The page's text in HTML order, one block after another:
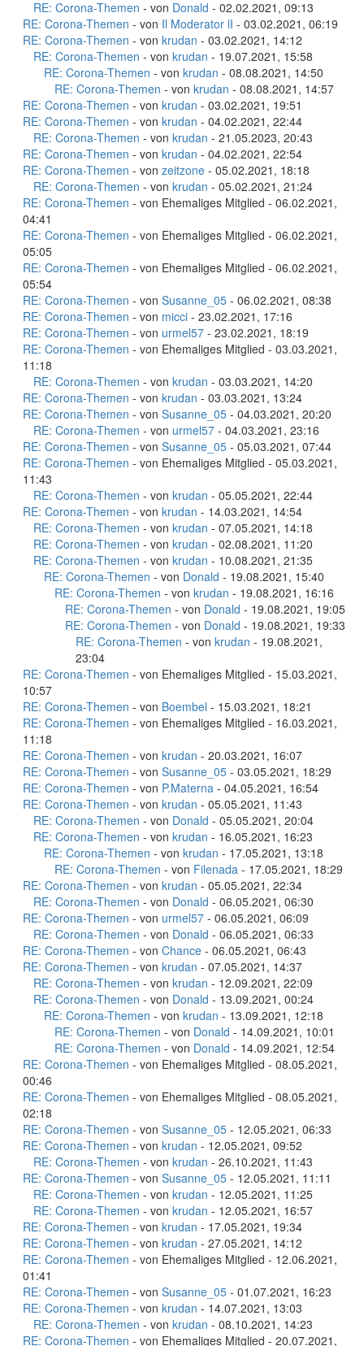
RE: Corona-Themen - von Donald - 02.02.2021, 09:13
RE: Corona-Themen - von Il Moderator lI - 03.02.2021, 06:19
RE: Corona-Themen - von krudan - 03.02.2021, 14:12
RE: Corona-Themen - von krudan - 19.07.2021, 15:58
RE: Corona-Themen - von krudan - 08.08.2021, 14:50
RE: Corona-Themen - von krudan - 08.08.2021, 14:57
RE: Corona-Themen - von krudan - 03.02.2021, 19:51
RE: Corona-Themen - von krudan - 04.02.2021, 22:44
RE: Corona-Themen - von krudan - 21.05.2023, 20:43
RE: Corona-Themen - von krudan - 04.02.2021, 22:54
RE: Corona-Themen - von zeitzone - 05.02.2021, 18:18
RE: Corona-Themen - von krudan - 05.02.2021, 21:24
RE: Corona-Themen - von Ehemaliges Mitglied - 06.02.2021,
04:41
RE: Corona-Themen - von Ehemaliges Mitglied - 06.02.2021,
05:05
RE: Corona-Themen - von Ehemaliges Mitglied - 06.02.2021,
05:54
RE: Corona-Themen - von Susanne_05 - 06.02.2021, 08:38
RE: Corona-Themen - von micci - 23.02.2021, 17:16
RE: Corona-Themen - von urmel57 - 23.02.2021, 18:19
RE: Corona-Themen - von Ehemaliges Mitglied - 03.03.2021,
11:18
RE: Corona-Themen - von krudan - 03.03.2021, 14:20
RE: Corona-Themen - von krudan - 03.03.2021, 13:24
RE: Corona-Themen - von Susanne_05 - 04.03.2021, 20:20
RE: Corona-Themen - von urmel57 - 04.03.2021, 23:16
RE: Corona-Themen - von Susanne_05 - 05.03.2021, 07:44
RE: Corona-Themen - von Ehemaliges Mitglied - 05.03.2021,
11:43
RE: Corona-Themen - von krudan - 05.05.2021, 22:44
RE: Corona-Themen - von krudan - 14.03.2021, 14:54
RE: Corona-Themen - von krudan - 07.05.2021, 14:18
RE: Corona-Themen - von krudan - 02.08.2021, 11:20
RE: Corona-Themen - von krudan - 10.08.2021, 21:35
RE: Corona-Themen - von Donald - 19.08.2021, 15:40
RE: Corona-Themen - von krudan - 19.08.2021, 16:16
RE: Corona-Themen - von Donald - 19.08.2021, 19:05
RE: Corona-Themen - von Donald - 19.08.2021, 19:33
RE: Corona-Themen - von krudan - 19.08.2021,
23:04
RE: Corona-Themen - von Ehemaliges Mitglied - 15.03.2021,
10:57
RE: Corona-Themen - von Boembel - 15.03.2021, 18:21
RE: Corona-Themen - von Ehemaliges Mitglied - 16.03.2021,
11:18
RE: Corona-Themen - von krudan - 20.03.2021, 16:07
RE: Corona-Themen - von Susanne_05 - 03.05.2021, 18:29
RE: Corona-Themen - von P.Materna - 04.05.2021, 16:54
RE: Corona-Themen - von krudan - 05.05.2021, 11:43
RE: Corona-Themen - von Donald - 05.05.2021, 20:04
RE: Corona-Themen - von krudan - 16.05.2021, 16:23
RE: Corona-Themen - von krudan - 17.05.2021, 13:18
RE: Corona-Themen - von Filenada - 17.05.2021, 18:29
RE: Corona-Themen - von krudan - 05.05.2021, 22:34
RE: Corona-Themen - von Donald - 06.05.2021, 06:30
RE: Corona-Themen - von urmel57 - 06.05.2021, 06:09
RE: Corona-Themen - von Donald - 06.05.2021, 06:33
RE: Corona-Themen - von Chance - 06.05.2021, 06:43
RE: Corona-Themen - von krudan - 07.05.2021, 14:37
RE: Corona-Themen - von krudan - 12.09.2021, 22:09
RE: Corona-Themen - von Donald - 13.09.2021, 00:24
RE: Corona-Themen - von krudan - 13.09.2021, 12:18
RE: Corona-Themen - von Donald - 14.09.2021, 10:01
RE: Corona-Themen - von Donald - 14.09.2021, 12:54
RE: Corona-Themen - von Ehemaliges Mitglied - 08.05.2021,
00:46
RE: Corona-Themen - von Ehemaliges Mitglied - 08.05.2021,
02:18
RE: Corona-Themen - von Susanne_05 - 12.05.2021, 06:33
RE: Corona-Themen - von krudan - 12.05.2021, 09:52
RE: Corona-Themen - von krudan - 26.10.2021, 11:43
RE: Corona-Themen - von Susanne_05 - 12.05.2021, 11:11
RE: Corona-Themen - von krudan - 12.05.2021, 11:25
RE: Corona-Themen - von krudan - 12.05.2021, 16:57
RE: Corona-Themen - von krudan - 17.05.2021, 19:34
RE: Corona-Themen - von krudan - 27.05.2021, 14:12
RE: Corona-Themen - von Ehemaliges Mitglied - 12.06.2021,
01:41
RE: Corona-Themen - von Susanne_05 - 01.07.2021, 16:23
RE: Corona-Themen - von krudan - 14.07.2021, 13:03
RE: Corona-Themen - von krudan - 08.10.2021, 14:23
RE: Corona-Themen - von Ehemaliges Mitglied - 20.07.2021,